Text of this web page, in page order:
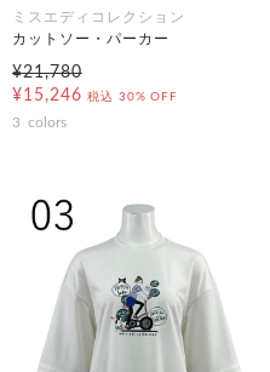
ミスエディコレクション
カットソー・パーカー
¥21,780
¥15,246 税込 30% OFF
3 colors